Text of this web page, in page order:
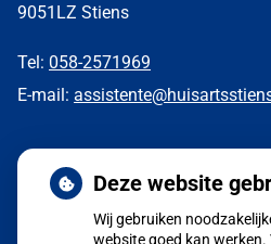
9051LZ Stiens
Tel: 058-2571969
E-mail:
Nieuws
Aangepaste huisartsenzorg
Deze website
Wij gebruiken
website goed kan